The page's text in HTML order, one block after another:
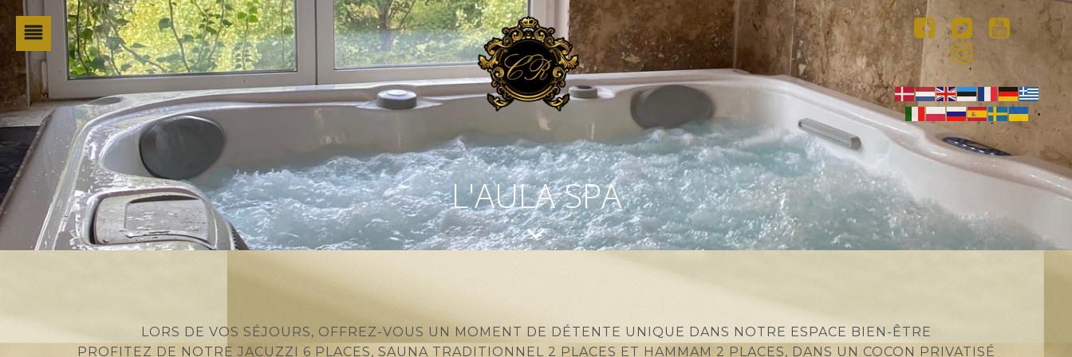
L'AULA SPA
LORS DE VOS SÉJOURS, OFFREZ-VOUS UN MOMENT DE DÉTENTE UNIQUE DANS NOTRE ESPACE BIEN-ÊTRE
PROFITEZ DE NOTRE JACUZZI 6 PLACES, SAUNA TRADITIONNEL 2 PLACES ET HAMMAM 2 PLACES, DANS UN COCON PRIVATISÉ